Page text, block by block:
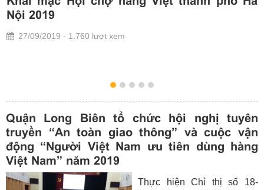
Nội 2019
27/09/2019 - 1.760 lượt xem
Quận Long Biên tổ chức hội nghị tuyên
truyền “An toàn giao thông” và cuộc vận
động “Người Việt Nam ưu tiên dùng hàng
Việt Nam” năm 2019
Thực hiện Chỉ thị số 18-